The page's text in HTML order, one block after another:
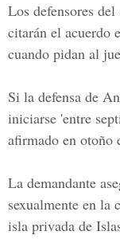
Los defensores
citarán el acuerdo
cuando pidan al
Si la defensa de
iniciarse 'entre
afirmado en otoño
La demandante
sexualmente en la
isla privada de